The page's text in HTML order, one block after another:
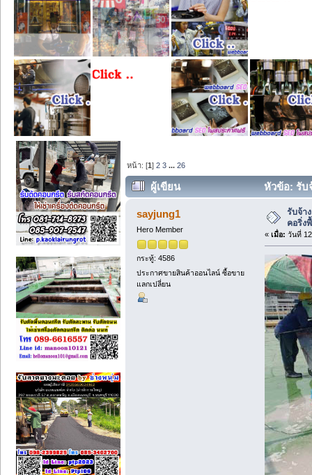
หน้า: [1]2 3 ...26
ผู้เขียน
หัวข้อ: รับ
(อ่าน 35988 ครั้ง)
sayjung1
Hero Member
กระทู้: 4586
ประกาศขายสินค้าออนไลน์ ซื้อขาย
แลกเปลี่ยน
รับจ้า
คอริ่ง
« เมื่อ: วันที่